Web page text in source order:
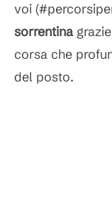
voi
sorrentina
corsa che
del posto.